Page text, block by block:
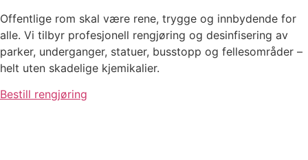
Offentlige rom skal være rene, trygge og innbydende for
alle. Vi tilbyr profesjonell rengjøring og desinfisering av
parker, underganger, statuer, busstopp og fellesområder –
helt uten skadelige kjemikalier.
Bestill rengjøring